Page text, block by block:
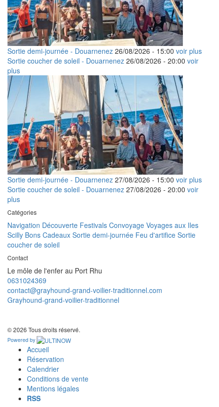
Sortie demi-journée - Douarnenez 26/08/2026 - 15:00 voir plus
Sortie coucher de soleil - Douarnenez 26/08/2026 - 20:00 voir
plus
Sortie demi-journée - Douarnenez 27/08/2026 - 15:00 voir plus
Sortie coucher de soleil - Douarnenez 27/08/2026 - 20:00 voir
plus
Catégories
Navigation Découverte Festivals Convoyage Voyages aux Iles
Scilly Bons Cadeaux Sortie demi-journée Feu d'artifice Sortie
coucher de soleil
Contact
Le môle de l'enfer au Port Rhu
0631024369
contact@grayhound-grand-voilier-traditionnel.com
Grayhound-grand-voilier-traditionnel
© 2026 Tous droits réservé.
Powered by
Accueil
Réservation
Calendrier
Conditions de vente
Mentions légales
RSS